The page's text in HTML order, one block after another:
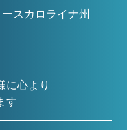
スカロライナ州
に心より
す